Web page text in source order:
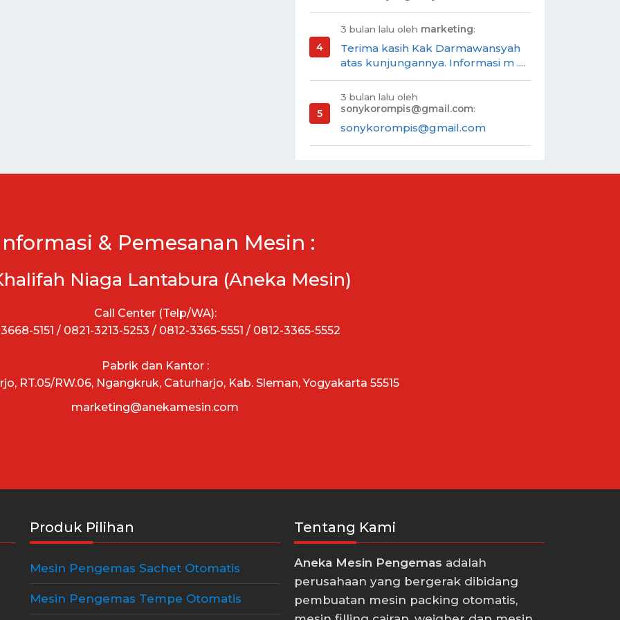
3 bulan lalu oleh marketing:
Terima kasih Kak Darmawansyah
atas kunjungannya. Informasi m ....
3 bulan lalu oleh
sonykorompis@gmail.com:
sonykorompis@gmail.com
& Pemesanan Mesin :
Niaga Lantabura (Aneka Mesin)
Call Center (Telp/WA):
5151 / 0821-3213-5253 / 0812-3365-5551 / 0812-3365-5552
Pabrik dan Kantor :
RT.05/RW.06, Ngangkruk, Caturharjo, Kab. Sleman, Yogyakarta 55515
marketing@anekamesin.com
Produk Pilihan
Mesin Pengemas Sachet Otomatis
Mesin Pengemas Tempe Otomatis
Tentang Kami
Aneka Mesin Pengemas adalah
perusahaan yang bergerak dibidang
pembuatan mesin packing otomatis,